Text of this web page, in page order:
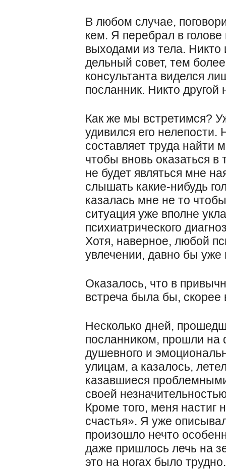
В любом случае,
кем. Я перебрал в
выходами из тела. Никто
дельный совет, тем
консультанта виделся
посланник. Никто другой
Как же мы встретимся?
удивился его нелепости.
составляет труда найти
чтобы вновь оказаться
не будет являться мне
слышать какие-нибудь
казалась мне не то
ситуация уже вполне
психиатрического
Хотя, наверное, любой
увлечении, давно бы уже
Оказалось, что в
встреча была бы, скорее
Несколько дней,
посланником, прошли на
душевного и
улицам, а казалось,
казавшиеся
своей
Кроме того, меня настиг
счастья». Я уже
произошло нечто
даже пришлось лечь на
это на ногах было трудно.